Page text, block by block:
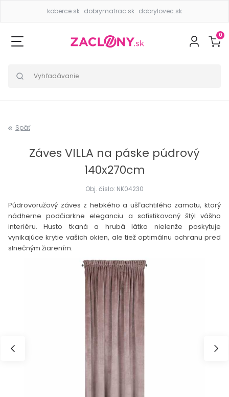
koberce.sk dobrymatrac.sk dobrylovec.sk
0
Späť
Záves VILLA na páske púdrový
140x270cm
Obj. číslo: NK04230
Púdrovoružový záves z hebkého a ušľachtilého zamatu, ktorý
nádherne podčiarkne eleganciu a sofistikovaný štýl vášho
interiéru. Husto tkaná a hrubá látka nielenže poskytuje
vynikajúce krytie vašich okien, ale tiež optimálnu ochranu pred
slnečným žiarením.